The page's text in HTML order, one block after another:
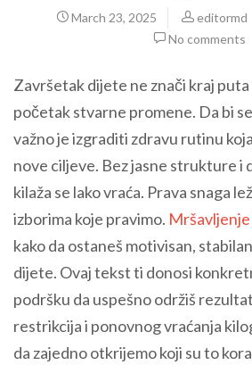
March 23, 2025 editormd
No comments
Završetak dijete ne znači kraj
početak stvarne promene. Da bi
važno je izgraditi zdravu rutinu
nove ciljeve. Bez jasne strukture i
kilaža se lako vraća. Prava snaga
izborima koje pravimo. Mršavljenje
kako da ostaneš motivisan,
dijete. Ovaj tekst ti donosi
podršku da uspešno održiš
restrikcija i ponovnog vraćanja
da zajedno otkrijemo koji su to